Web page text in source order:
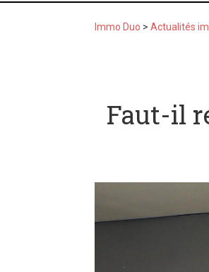
Immo Duo >Actualités
Faut-il